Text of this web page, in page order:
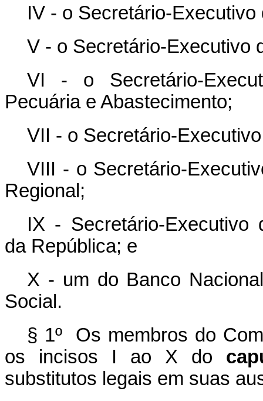
IV - o Secretário-
V - o Secretário-Executivo
VI - o Secretário-
Pecuária e Abastecimento;
VII - o Secretário-
VIII - o Secretário-
Regional;
IX - Secretário-Executivo
da República; e
X - um do Banco
Social.
§ 1º Os membros do
os incisos I ao X do
substitutos legais em suas